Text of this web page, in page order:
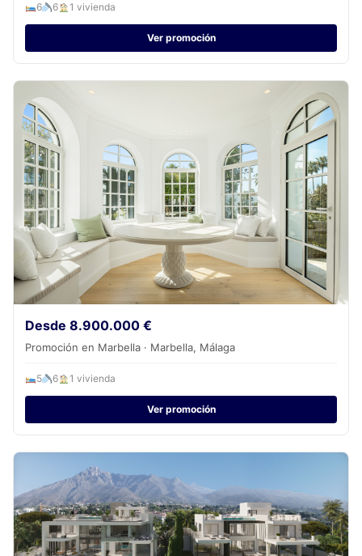
6 6 1 vivienda
Ver promoción
Desde 8.900.000 €
Promoción en Marbella · Marbella, Málaga
5 6 1 vivienda
Ver promoción